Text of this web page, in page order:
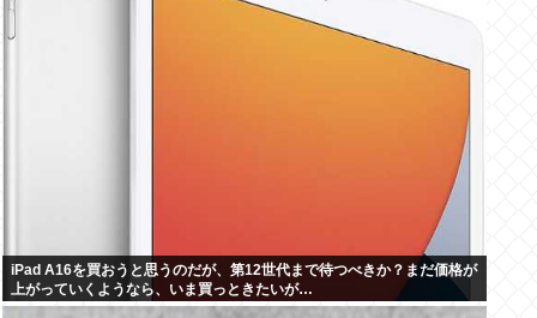
iPad A16を買おうと思うのだが、第12世代まで待つべきか？まだ価格が
上がっていくようなら、いま買っときたいが…